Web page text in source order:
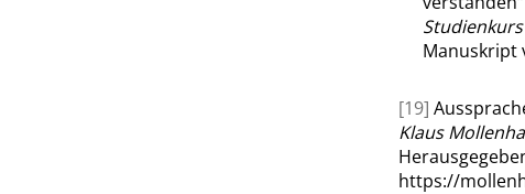
Manuskript
[19]
Klaus
https://